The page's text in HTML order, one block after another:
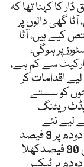
ڈار کا کہنا تھا کہ
گھی دالوں پر
مختص کیے ہیں، آٹا
پر ہوگی،
سے کم ہے،
اقدامات کر
کو سستے
ریٹنگ
لیے نئے
اقدامات کریں گے۔انہوں نے وضاحت کی کہ دودھ پر 9 فیصد
ٹیکس لگانےکی بات درست نہیں، ملک میں 90 فیصدکھلا